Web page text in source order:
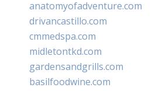
anatomyofadventure.com
drivancastillo.com
cmmedspa.com
midletontkd.com
gardensandgrills.com
basilfoodwine.com